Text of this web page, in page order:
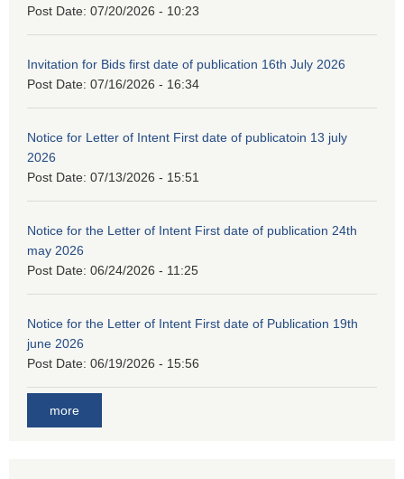
Post Date: 07/20/2026 - 10:23
Invitation for Bids first date of publication 16th July 2026
Post Date: 07/16/2026 - 16:34
Notice for Letter of Intent First date of publicatoin 13 july
2026
Post Date: 07/13/2026 - 15:51
Notice for the Letter of Intent First date of publication 24th
may 2026
Post Date: 06/24/2026 - 11:25
Notice for the Letter of Intent First date of Publication 19th
june 2026
Post Date: 06/19/2026 - 15:56
more